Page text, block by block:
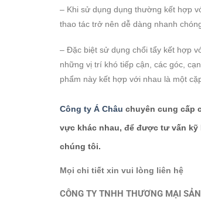
– Khi sử dụng dụng thường kết hợp
thao tác trở nên dễ dàng nhanh
– Đặc biệt sử dụng chổi tẩy kết hợp
những vị trí khó tiếp cận, các góc,
phẩm này kết hợp với nhau là một
Công ty Á Châu chuyên cung cấp
vực khác nhau, để được tư vấn
chúng tôi.
Mọi chi tiết xin vui lòng liên hệ
CÔNG TY TNHH THƯƠNG MẠI